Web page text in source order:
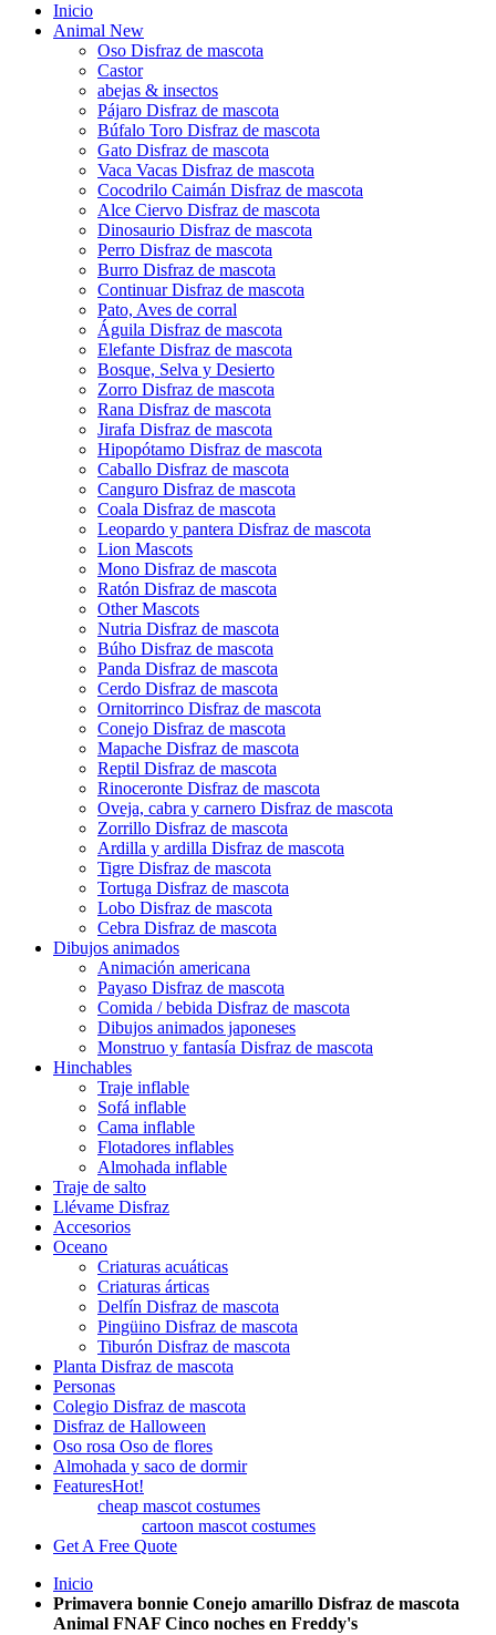
Inicio
Animal New
Oso Disfraz de mascota
Castor
abejas & insectos
Pájaro Disfraz de mascota
Búfalo Toro Disfraz de mascota
Gato Disfraz de mascota
Vaca Vacas Disfraz de mascota
Cocodrilo Caimán Disfraz de mascota
Alce Ciervo Disfraz de mascota
Dinosaurio Disfraz de mascota
Perro Disfraz de mascota
Burro Disfraz de mascota
Continuar Disfraz de mascota
Pato, Aves de corral
Águila Disfraz de mascota
Elefante Disfraz de mascota
Bosque, Selva y Desierto
Zorro Disfraz de mascota
Rana Disfraz de mascota
Jirafa Disfraz de mascota
Hipopótamo Disfraz de mascota
Caballo Disfraz de mascota
Canguro Disfraz de mascota
Coala Disfraz de mascota
Leopardo y pantera Disfraz de mascota
Lion Mascots
Mono Disfraz de mascota
Ratón Disfraz de mascota
Other Mascots
Nutria Disfraz de mascota
Búho Disfraz de mascota
Panda Disfraz de mascota
Cerdo Disfraz de mascota
Ornitorrinco Disfraz de mascota
Conejo Disfraz de mascota
Mapache Disfraz de mascota
Reptil Disfraz de mascota
Rinoceronte Disfraz de mascota
Oveja, cabra y carnero Disfraz de mascota
Zorrillo Disfraz de mascota
Ardilla y ardilla Disfraz de mascota
Tigre Disfraz de mascota
Tortuga Disfraz de mascota
Lobo Disfraz de mascota
Cebra Disfraz de mascota
Dibujos animados
Animación americana
Payaso Disfraz de mascota
Comida / bebida Disfraz de mascota
Dibujos animados japoneses
Monstruo y fantasía Disfraz de mascota
Hinchables
Traje inflable
Sofá inflable
Cama inflable
Flotadores inflables
Almohada inflable
Traje de salto
Llévame Disfraz
Accesorios
Oceano
Criaturas acuáticas
Criaturas árticas
Delfín Disfraz de mascota
Pingüino Disfraz de mascota
Tiburón Disfraz de mascota
Planta Disfraz de mascota
Personas
Colegio Disfraz de mascota
Disfraz de Halloween
Oso rosa Oso de flores
Almohada y saco de dormir
FeaturesHot!
cheap mascot costumes
cartoon mascot costumes
Get A Free Quote
Inicio
Primavera bonnie Conejo amarillo Disfraz de mascota
Animal FNAF Cinco noches en Freddy's